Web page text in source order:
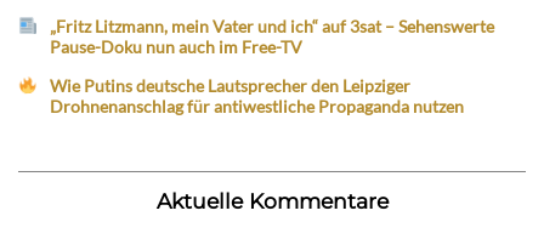
„Fritz Litzmann, mein Vater und ich“ auf 3sat – Sehenswerte
Pause-Doku nun auch im Free-TV
Wie Putins deutsche Lautsprecher den Leipziger
Drohnenanschlag für antiwestliche Propaganda nutzen
Aktuelle Kommentare